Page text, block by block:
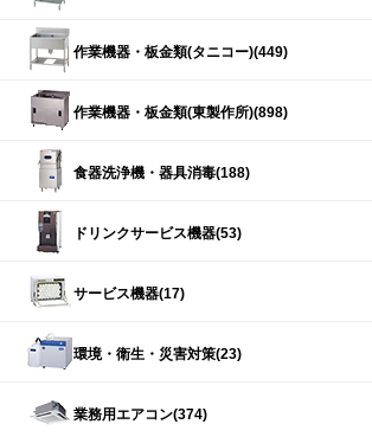
作業機器・板金類(タニコー)(449)
作業機器・板金類(東製作所)(898)
食器洗浄機・器具消毒(188)
ドリンクサービス機器(53)
サービス機器(17)
環境・衛生・災害対策(23)
業務用エアコン(374)